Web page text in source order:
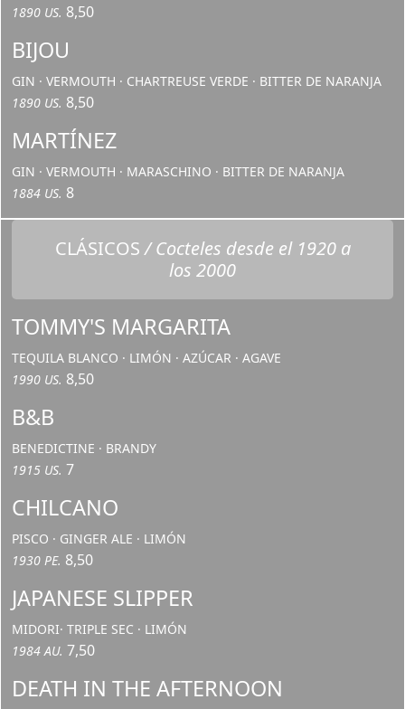
1890 US. 8,50
BIJOU
GIN · VERMOUTH · CHARTREUSE VERDE · BITTER DE NARANJA
1890 US. 8,50
MARTÍNEZ
GIN · VERMOUTH · MARASCHINO · BITTER DE NARANJA
1884 US. 8
CLÁSICOS/ Cocteles desde el 1920 a
los 2000
TOMMY'S MARGARITA
TEQUILA BLANCO · LIMÓN · AZÚCAR · AGAVE
1990 US. 8,50
B&B
BENEDICTINE · BRANDY
1915 US. 7
CHILCANO
PISCO · GINGER ALE · LIMÓN
1930 PE. 8,50
JAPANESE SLIPPER
MIDORI· TRIPLE SEC · LIMÓN
1984 AU. 7,50
DEATH IN THE AFTERNOON